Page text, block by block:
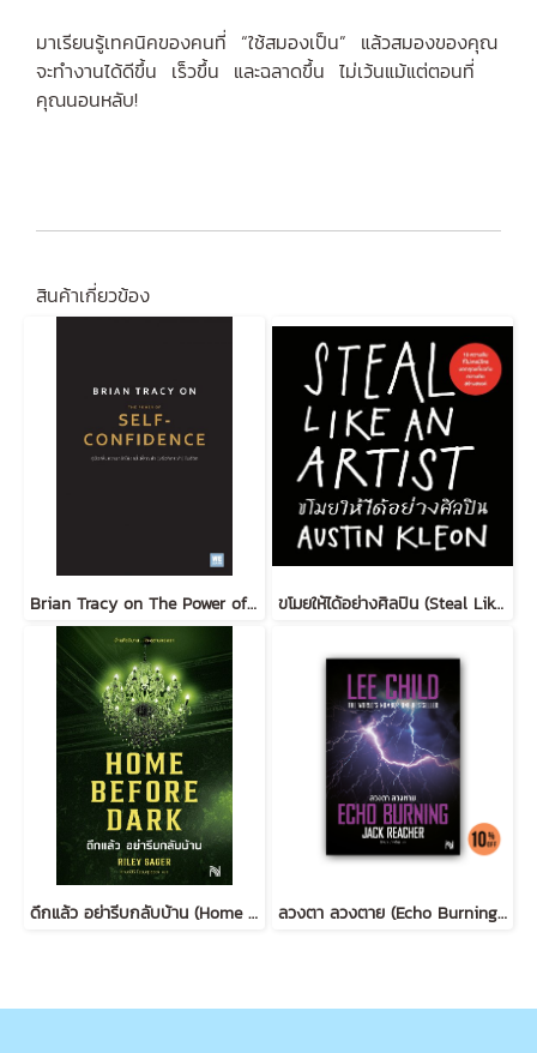
มาเรียนรู้เทคนิคของคนที่ “ใช้สมองเป็น” แล้วสมองของคุณ
จะทำงานได้ดีขึ้น เร็วขึ้น และฉลาดขึ้น ไม่เว้นแม้แต่ตอนที่
คุณนอนหลับ!
สินค้าเกี่ยวข้อง
Brian Tracy on The Power of Self-Confidence ขโมยให้ได้อย่างศิลปิน (Steal Like an Artist) (ฉบับปรับปรุง)
ดึกแล้ว อย่ารีบกลับบ้าน (Home Before Dark) ลวงตา ลวงตาย (Echo Burning) [ฉบับปรับปรุง] #5